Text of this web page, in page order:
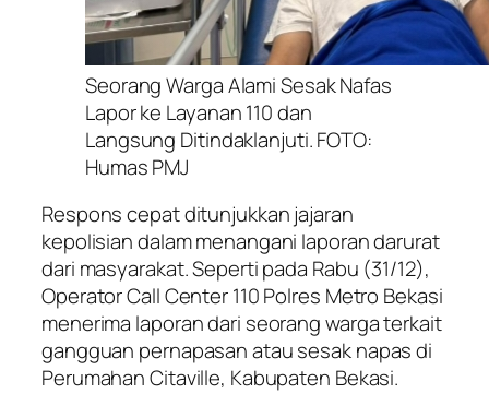
Seorang Warga Alami Sesak Nafas
Lapor ke Layanan 110 dan
Langsung Ditindaklanjuti. FOTO:
Humas PMJ
Respons cepat ditunjukkan jajaran
kepolisian dalam menangani laporan darurat
dari masyarakat. Seperti pada Rabu (31/12),
Operator Call Center 110 Polres Metro Bekasi
menerima laporan dari seorang warga terkait
gangguan pernapasan atau sesak napas di
Perumahan Citaville, Kabupaten Bekasi.